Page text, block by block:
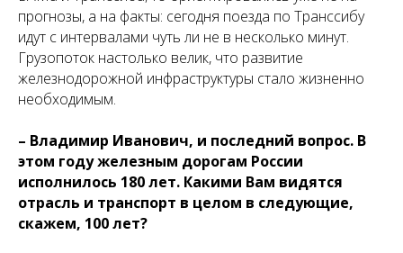
прогнозы, а на факты: сегодня поезда по Транссибу
идут с интервалами чуть ли не в несколько минут.
Грузопоток настолько велик, что развитие
железнодорожной инфраструктуры стало жизненно
необходимым.
– Владимир Иванович, и последний вопрос. В
этом году железным дорогам России
исполнилось 180 лет. Какими Вам видятся
отрасль и транспорт в целом в следующие,
скажем, 100 лет?